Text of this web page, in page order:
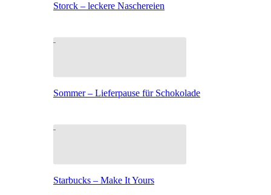
Storck – leckere Naschereien
Sommer – Lieferpause für Schokolade
Starbucks – Make It Yours